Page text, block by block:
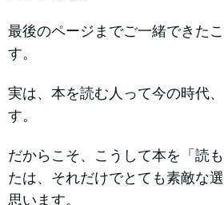
最後のページまでご一緒できた
す。
実は、本を読む人って今の時代
す。
だからこそ、こうして本を「読
たは、それだけでとても素敵な
思います。